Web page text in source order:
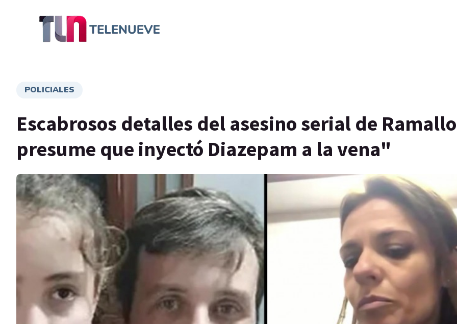
POLICIALES
Escabrosos detalles del asesino serial de
presume que inyectó Diazepam a la vena"